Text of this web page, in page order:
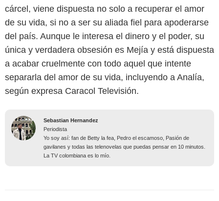
cárcel, viene dispuesta no solo a recuperar el amor
de su vida, si no a ser su aliada fiel para apoderarse
del país. Aunque le interesa el dinero y el poder, su
única y verdadera obsesión es Mejía y está dispuesta
a acabar cruelmente con todo aquel que intente
separarla del amor de su vida, incluyendo a Analía,
según expresa Caracol Televisión.
Sebastian Hernandez
Periodista
Yo soy así: fan de Betty la fea, Pedro el escamoso, Pasión de
gavilanes y todas las telenovelas que puedas pensar en 10 minutos.
La TV colombiana es lo mío.